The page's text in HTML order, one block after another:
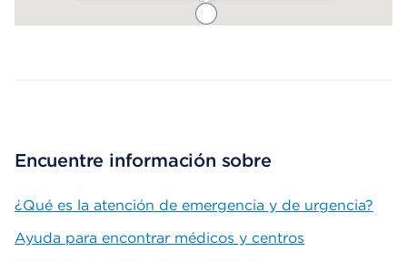
Encuentre información sobre
¿Qué es la atención de emergencia y de urgencia?
Ayuda para encontrar médicos y centros